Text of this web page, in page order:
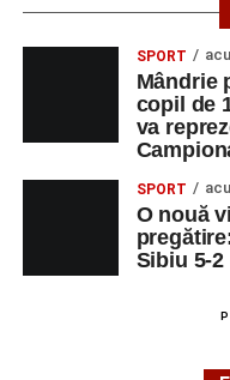
SPORT
Mândrie
copil de
va
SPORT
O nouă
Sibiu 5-2